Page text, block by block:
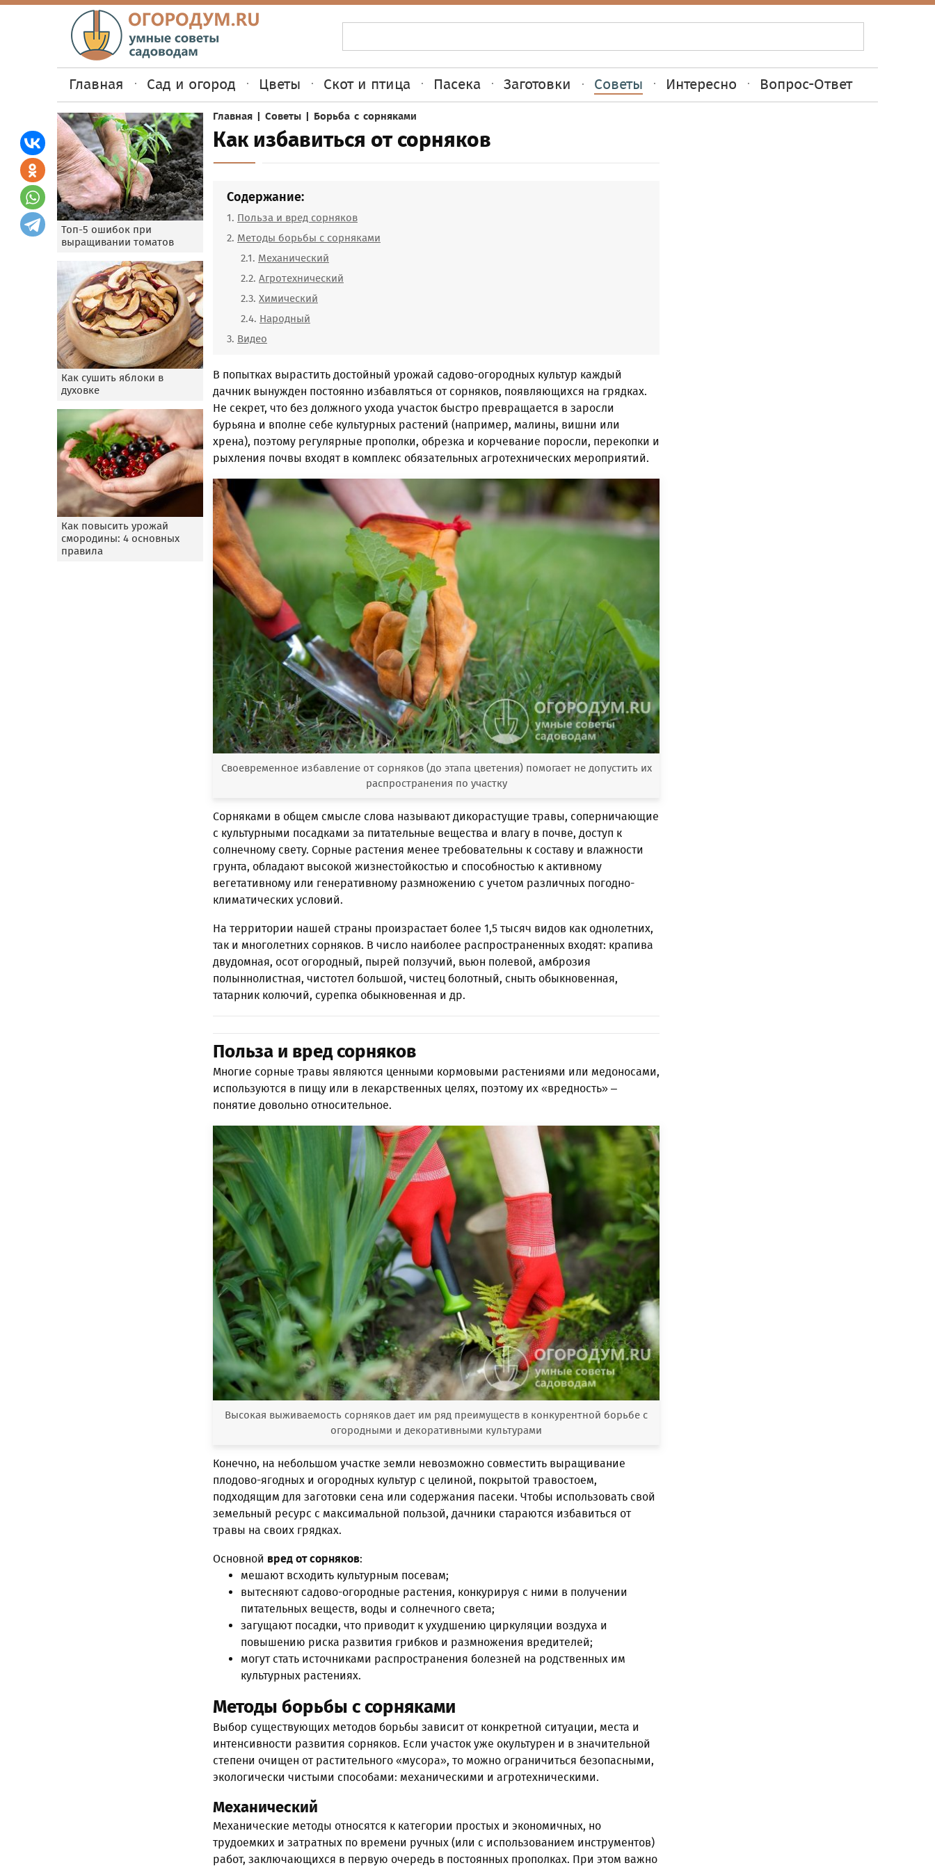
Главная Сад и огород Цветы Скот и птица Пасека Заготовки Советы Интересно Вопрос-Ответ
Топ-5 ошибок при
выращивании томатов
Как сушить яблоки в
духовке
Как повысить урожай
смородины: 4 основных
правила
Главная | Советы | Борьба с сорняками
Как избавиться от сорняков
Содержание:
Польза и вред сорняков
Методы борьбы с сорняками
Механический
Агротехнический
Химический
Народный
Видео
В попытках вырастить достойный урожай садово-огородных культур каждый
дачник вынужден постоянно избавляться от сорняков, появляющихся на грядках.
Не секрет, что без должного ухода участок быстро превращается в заросли
бурьяна и вполне себе культурных растений (например, малины, вишни или
хрена), поэтому регулярные прополки, обрезка и корчевание поросли, перекопки и
рыхления почвы входят в комплекс обязательных агротехнических мероприятий.
Своевременное избавление от сорняков (до этапа цветения) помогает не допустить их
распространения по участку
Сорняками в общем смысле слова называют дикорастущие травы, соперничающие
с культурными посадками за питательные вещества и влагу в почве, доступ к
солнечному свету. Сорные растения менее требовательны к составу и влажности
грунта, обладают высокой жизнестойкостью и способностью к активному
вегетативному или генеративному размножению с учетом различных погодно-
климатических условий.
На территории нашей страны произрастает более 1,5 тысяч видов как однолетних,
так и многолетних сорняков. В число наиболее распространенных входят: крапива
двудомная, осот огородный, пырей ползучий, вьюн полевой, амброзия
полыннолистная, чистотел большой, чистец болотный, сныть обыкновенная,
татарник колючий, сурепка обыкновенная и др.
Польза и вред сорняков
Многие сорные травы являются ценными кормовыми растениями или медоносами,
используются в пищу или в лекарственных целях, поэтому их «вредность» –
понятие довольно относительное.
Высокая выживаемость сорняков дает им ряд преимуществ в конкурентной борьбе с
огородными и декоративными культурами
Конечно, на небольшом участке земли невозможно совместить выращивание
плодово-ягодных и огородных культур с целиной, покрытой травостоем,
подходящим для заготовки сена или содержания пасеки. Чтобы использовать свой
земельный ресурс с максимальной пользой, дачники стараются избавиться от
травы на своих грядках.
Основной вред от сорняков:
мешают всходить культурным посевам;
вытесняют садово-огородные растения, конкурируя с ними в получении
питательных веществ, воды и солнечного света;
загущают посадки, что приводит к ухудшению циркуляции воздуха и
повышению риска развития грибков и размножения вредителей;
могут стать источниками распространения болезней на родственных им
культурных растениях.
Методы борьбы с сорняками
Выбор существующих методов борьбы зависит от конкретной ситуации, места и
интенсивности развития сорняков. Если участок уже окультурен и в значительной
степени очищен от растительного «мусора», то можно ограничиться безопасными,
экологически чистыми способами: механическими и агротехническими.
Механический
Механические методы относятся к категории простых и экономичных, но
трудоемких и затратных по времени ручных (или с использованием инструментов)
работ, заключающихся в первую очередь в постоянных прополках. При этом важно